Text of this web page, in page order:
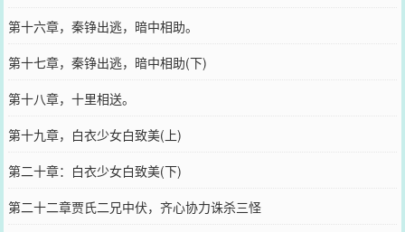
第十六章，秦铮出逃，暗中相助。
第十七章，秦铮出逃，暗中相助(下)
第十八章，十里相送。
第十九章，白衣少女白致美(上)
第二十章：白衣少女白致美(下)
第二十二章贾氏二兄中伏，齐心协力诛杀三怪